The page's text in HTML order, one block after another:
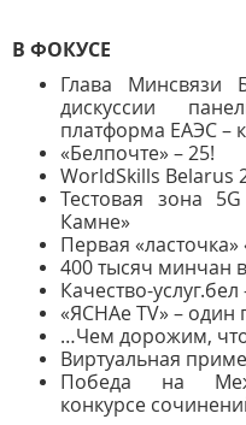
В ФОКУСЕ
Глава Минсвязи
дискуссии
платформа ЕАЭС –
«Белпочте» – 25!
WorldSkills Belarus
Тестовая зона
Камне»
Первая
400 тысяч минчан
Качество-
«ЯСНАе ТV» – один
…Чем дорожим,
Виртуальная
Победа на
конкурсе